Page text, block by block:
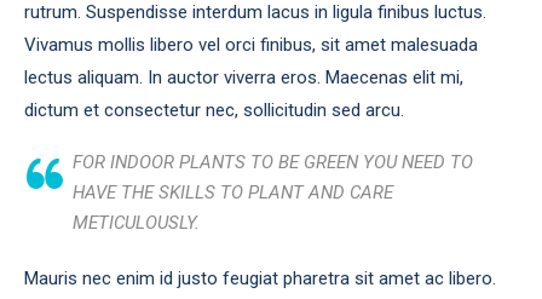
rutrum. Suspendisse interdum lacus in ligula finibus luctus.
Vivamus mollis libero vel orci finibus, sit amet malesuada
lectus aliquam. In auctor viverra eros. Maecenas elit mi,
dictum et consectetur nec, sollicitudin sed arcu.
FOR INDOOR PLANTS TO BE GREEN YOU NEED TO
HAVE THE SKILLS TO PLANT AND CARE
METICULOUSLY.
Mauris nec enim id justo feugiat pharetra sit amet ac libero.